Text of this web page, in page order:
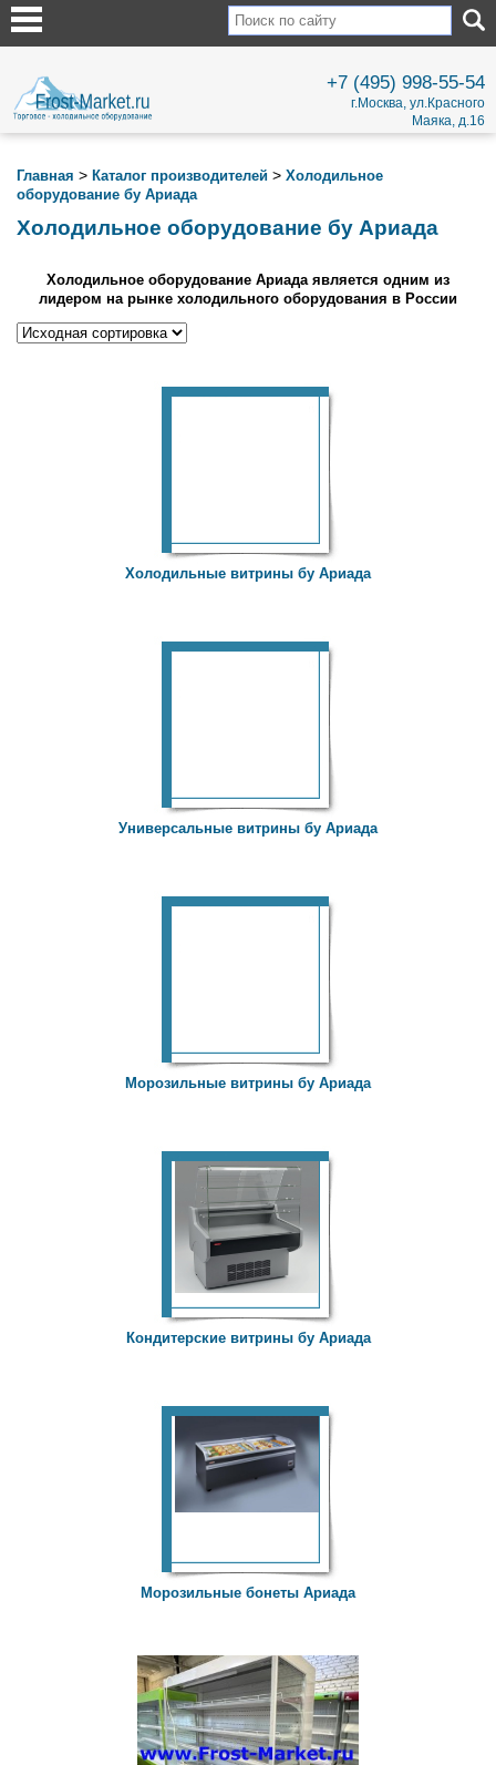
+7 (495) 998-55-54
г.Москва, ул.Красного
Маяка, д.16
Главная > Каталог производителей > Холодильное
оборудование бу Ариада
Холодильное оборудование бу Ариада
Холодильное оборудование Ариада является одним из
лидером на рынке холодильного оборудования в России
Холодильные витрины бу Ариада
Универсальные витрины бу Ариада
Морозильные витрины бу Ариада
Кондитерские витрины бу Ариада
Морозильные бонеты Ариада